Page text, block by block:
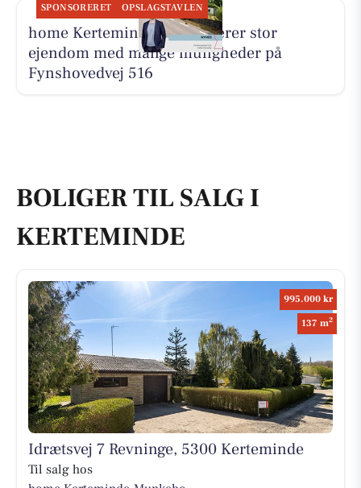
SPONSORERET OPSLAGSTAVLEN
home Kerteminde præsenterer stor
ejendom med mange muligheder på
Fynshovedvej 516
BOLIGER TIL SALG I
KERTEMINDE
995.000 kr
137 m2
Idrætsvej 7 Revninge, 5300 Kerteminde
Til salg hos